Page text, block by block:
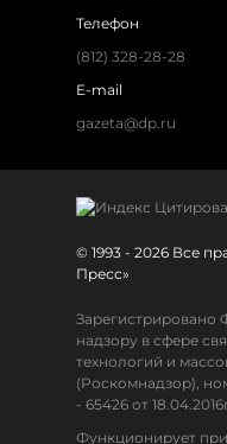
Телефон
(812) 328-28-28
E-mail
gazeta@dp.ru
© 1993 - 2026 Все
Пресс»
Зарегистрировано
надзору в сфере
технологий и
(Роскомнадзор),
- 65426 от
Функционирует